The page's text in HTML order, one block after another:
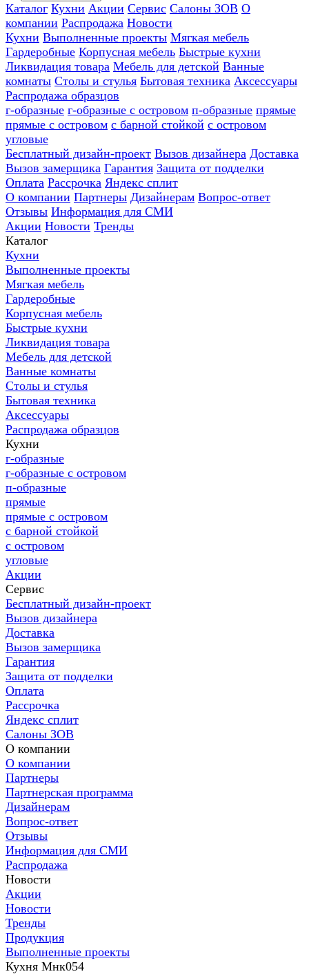
Каталог Кухни Акции Сервис Салоны ЗОВ О
компании Распродажа Новости
Кухни Выполненные проекты Мягкая мебель
Гардеробные Корпусная мебель Быстрые кухни
Ликвидация товара Мебель для детской Ванные
комнаты Столы и стулья Бытовая техника Аксессуары
Распродажа образцов
г-образные г-образные с островом п-образные прямые
прямые с островом с барной стойкой с островом
угловые
Бесплатный дизайн-проект Вызов дизайнера Доставка
Вызов замерщика Гарантия Защита от подделки
Оплата Рассрочка Яндекс сплит
О компании Партнеры Дизайнерам Вопрос-ответ
Отзывы Информация для СМИ
Акции Новости Тренды
Каталог
Кухни
Выполненные проекты
Мягкая мебель
Гардеробные
Корпусная мебель
Быстрые кухни
Ликвидация товара
Мебель для детской
Ванные комнаты
Столы и стулья
Бытовая техника
Аксессуары
Распродажа образцов
Кухни
г-образные
г-образные с островом
п-образные
прямые
прямые с островом
с барной стойкой
с островом
угловые
Акции
Сервис
Бесплатный дизайн-проект
Вызов дизайнера
Доставка
Вызов замерщика
Гарантия
Защита от подделки
Оплата
Рассрочка
Яндекс сплит
Салоны ЗОВ
О компании
О компании
Партнеры
Партнерская программа
Дизайнерам
Вопрос-ответ
Отзывы
Информация для СМИ
Распродажа
Новости
Акции
Новости
Тренды
Продукция
Выполненные проекты
Кухня Мнк054